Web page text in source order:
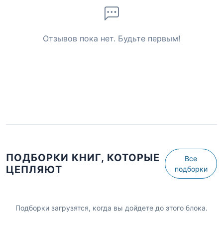
Отзывов пока нет. Будьте первым!
ПОДБОРКИ КНИГ, КОТОРЫЕ
ЦЕПЛЯЮТ
Все
подборки
Подборки загрузятся, когда вы дойдете до этого блока.